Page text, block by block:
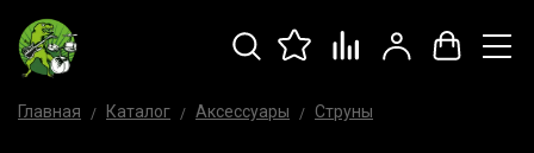
Главная Каталог Аксессуары Струны